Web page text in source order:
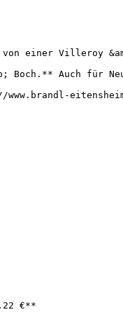
einer Villeroy
Boch.** Auch für
€**